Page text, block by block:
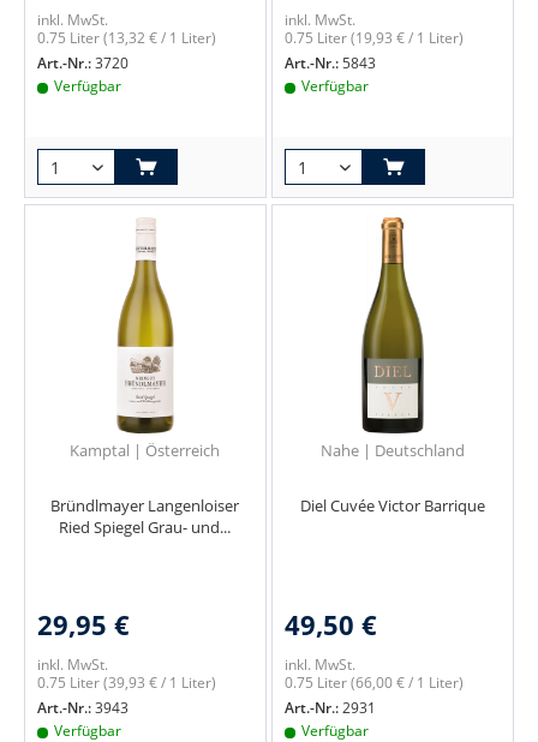
inkl. MwSt.
0.75 Liter(13,32 € / 1 Liter)
Art.-Nr.:3720
Verfügbar
inkl. MwSt.
0.75 Liter(19,93 € / 1 Liter)
Art.-Nr.:5843
Verfügbar
Kamptal | Österreich
Bründlmayer Langenloiser
Ried Spiegel Grau- und...
29,95 €
inkl. MwSt.
0.75 Liter(39,93 € / 1 Liter)
Art.-Nr.:3943
Verfügbar
Nahe | Deutschland
Diel Cuvée Victor Barrique
49,50 €
inkl. MwSt.
0.75 Liter(66,00 € / 1 Liter)
Art.-Nr.:2931
Verfügbar